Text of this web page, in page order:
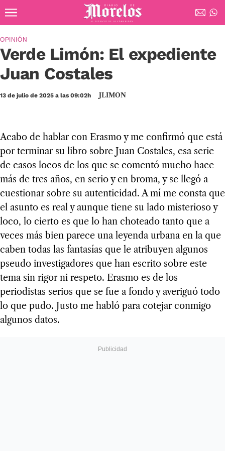
Diario de Morelos
Verde Limón: El expediente
Juan Costales
OPINIÓN
JLIMON
13 de julio de 2025 a las 09:02h
Acabo de hablar con Erasmo y me confirmó que está
por terminar su libro sobre Juan Costales, esa serie
de casos locos de los que se comentó mucho hace
más de tres años, en serio y en broma, y se llegó a
cuestionar sobre su autenticidad. A mí me consta que
el asunto es real y aunque tiene su lado misterioso y
loco, lo cierto es que lo han choteado tanto que a
veces más bien parece una leyenda urbana en la que
caben todas las fantasías que le atribuyen algunos
pseudo investigadores que han escrito sobre este
tema sin rigor ni respeto. Erasmo es de los
periodistas serios que se fue a fondo y averiguó todo
lo que pudo. Justo me habló para cotejar conmigo
algunos datos.